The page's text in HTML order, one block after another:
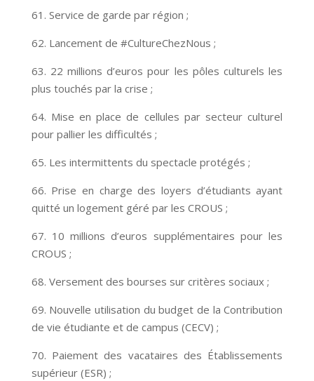
61. Service de garde par région ;
62. Lancement de #CultureChezNous ;
63. 22 millions d’euros pour les pôles culturels les
plus touchés par la crise ;
64. Mise en place de cellules par secteur culturel
pour pallier les difficultés ;
65. Les intermittents du spectacle protégés ;
66. Prise en charge des loyers d’étudiants ayant
quitté un logement géré par les CROUS ;
67. 10 millions d’euros supplémentaires pour les
CROUS ;
68. Versement des bourses sur critères sociaux ;
69. Nouvelle utilisation du budget de la Contribution
de vie étudiante et de campus (CECV) ;
70. Paiement des vacataires des Établissements
supérieur (ESR) ;